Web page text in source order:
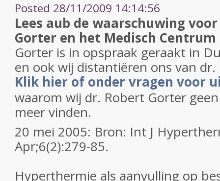
Posted 28/11/2009 14:14:56
Lees aub de waarschuwing
Gorter en het Medisch Centrum
Gorter is in opspraak geraakt in
en ook wij distantiëren ons van
Klik hier of onder vragen voor
waarom wij dr. Robert Gorter
meer vinden.
20 mei 2005: Bron: Int J
Apr;6(2):279-85.
Hyperthermie als aanvulling op